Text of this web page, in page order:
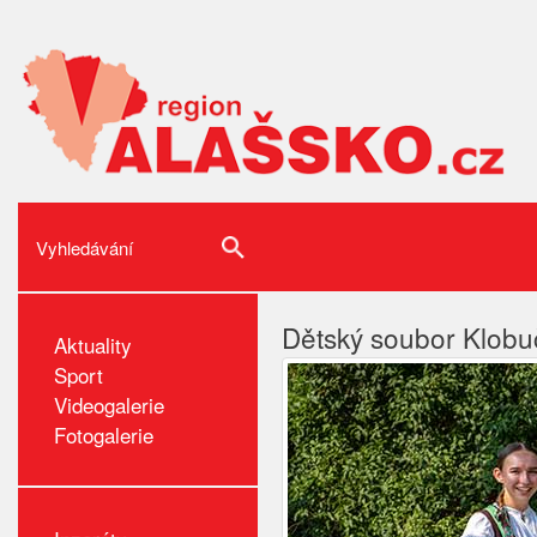
Aktuality
Sport
Videogalerie
Fotogalerie
Dětský soubor